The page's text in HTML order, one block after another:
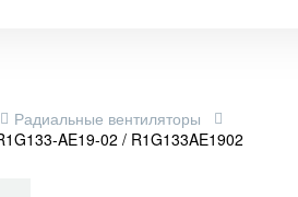
Радиальные вентиляторы
AE19-02 / R1G133AE1902